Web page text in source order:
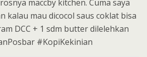
maccby kitchen. Cuma saya
kalau mau dicocol saus coklat bisa
DCC + 1 sdm butter dilelehkan
#KopiKekinian